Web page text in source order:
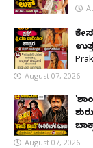
August 07, 2026
August 07, 2026